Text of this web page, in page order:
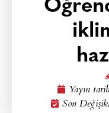
Yayın
Son